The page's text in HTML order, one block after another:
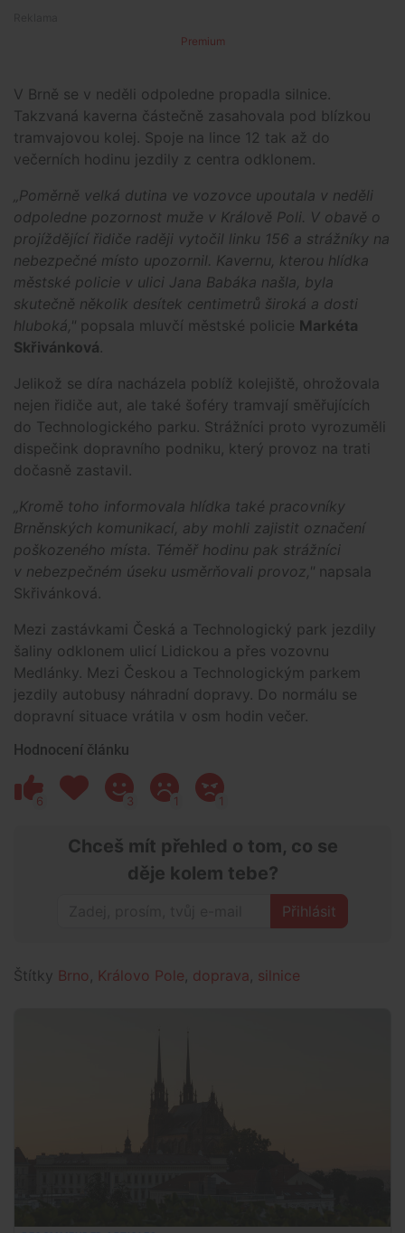
Premium
V Brně se v neděli odpoledne propadla silnice.
Takzvaná kaverna částečně zasahovala pod blízkou
tramvajovou kolej. Spoje na lince 12 tak až do
večerních hodinu jezdily z centra odklonem.
„Poměrně velká dutina ve vozovce upoutala v neděli
odpoledne pozornost muže v Králově Poli. V obavě o
projíždějící řidiče raději vytočil linku 156 a strážníky na
nebezpečné místo upozornil. Kavernu, kterou hlídka
městské policie v ulici Jana Babáka našla, byla
skutečně několik desítek centimetrů široká a dosti
hluboká," popsala mluvčí městské policie Markéta
Skřivánková.
Jelikož se díra nacházela poblíž kolejiště, ohrožovala
nejen řidiče aut, ale také šoféry tramvají směřujících
do Technologického parku. Strážníci proto vyrozuměli
dispečink dopravního podniku, který provoz na trati
dočasně zastavil.
„Kromě toho informovala hlídka také pracovníky
Brněnských komunikací, aby mohli zajistit označení
poškozeného místa. Téměř hodinu pak strážníci
v nebezpečném úseku usměrňovali provoz," napsala
Skřivánková.
Mezi zastávkami Česká a Technologický park jezdily
šaliny odklonem ulicí Lidickou a přes vozovnu
Medlánky. Mezi Českou a Technologickým parkem
jezdily autobusy náhradní dopravy. Do normálu se
dopravní situace vrátila v osm hodin večer.
Hodnocení článku
6 3 1 1
Chceš mít přehled o tom, co se
děje kolem tebe?
Přihlásit
Štítky Brno Královo Pole doprava silnice